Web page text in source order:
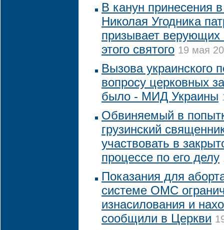
В канун принесения
Николая Угодника
призывает верующих
этого святого 19 мая
Вызова украинского
вопросу церковных
было - МИД Украины
Обвиняемый в
грузинский
участвовать в
процессе по его делу
Показания для
системе ОМС
изнасилования и
сообщили в Церкви